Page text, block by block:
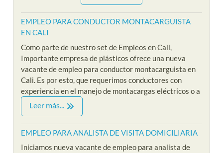
EMPLEO PARA CONDUCTOR MONTACARGUISTA
EN CALI
Como parte de nuestro set de Empleos en Cali,
Importante empresa de plásticos ofrece una nueva
vacante de empleo para conductor montacarguista en
Cali. Es por esto, que requerimos conductores con
experiencia en el manejo de montacargas eléctricos o a
Leer más...
EMPLEO PARA ANALISTA DE VISITA DOMICILIARIA
Iniciamos nueva vacante de empleo para analista de